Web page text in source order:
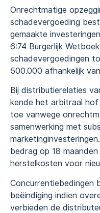
Onrechtmatige
schadevergoeding
gemaakte
6:74 Burgerlijk
schadevergoedingen
500.000 afhankelijk
Bij distributierelaties
kende het arbitraal
toe vanwege
samenwerking met
bedrag op 18
herstelkosten voor
Concurrentiebedingen
beëindiging indien
verbieden de